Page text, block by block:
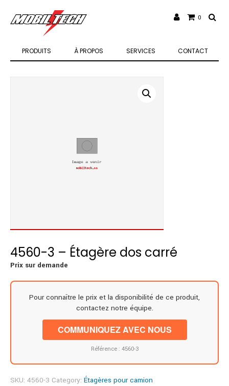
PRODUITS À PROPOS SERVICES CONTACT
0
4560-3 – Étagère dos carré
Prix sur demande
Pour connaître le prix et la disponibilité de ce produit,
contactez notre équipe.
COMMUNIQUEZ AVEC NOUS
Référence : 4560-3
SKU: 4560-3 Category: Étagères pour camion